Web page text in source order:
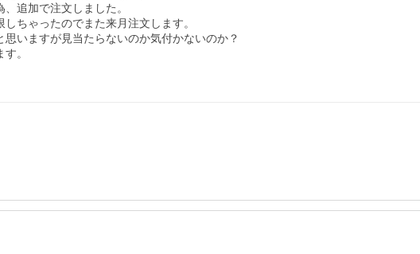
追加で注文しました。
ちゃったのでまた来月注文します。
いますが見当たらないのか気付かないのか？
。